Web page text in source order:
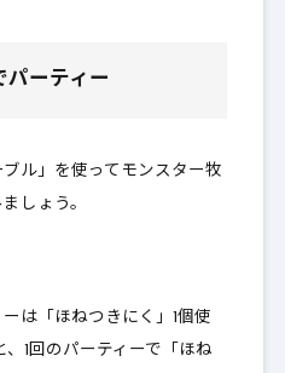
パーティー
ル」を使ってモンスター牧
しょう。
は「ほねつきにく」1個使
、1回のパーティーで「ほね